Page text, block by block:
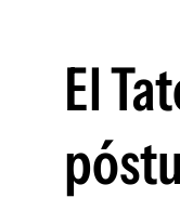
El